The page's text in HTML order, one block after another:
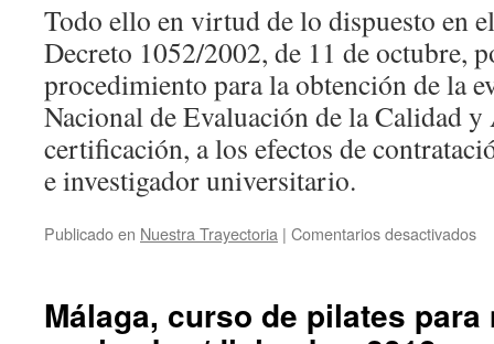
Todo ello en virtud de lo dispuesto en
Decreto 1052/2002, de 11 de octubre,
procedimiento para la obtención de la
Nacional de Evaluación de la Calidad
certificación, a los efectos de
e investigador universitario.
Publicado en Nuestra Trayectoria | Comentarios desactivadosen
Málaga, curso de pilates para